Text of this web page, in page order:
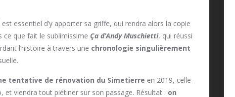
essentiel d’y apporter sa griffe, qui rendra alors la copie
ce que fait le sublimissime Ça d’Andy Muschietti, qui réussi
l’histoire à travers une chronologie singulièrement
tentative de rénovation du Simetierre en 2019, celle-
et viendra tout piétiner sur son passage. Résultat : on